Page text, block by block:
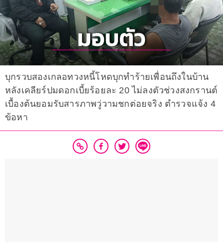
บุกรวบสองเกลอทวงหนี้โหดบุกทำร้ายเพื่อนถึงในบ้าน
หลังเคลียร์ปมดอกเบี้ยร้อยละ 20 ไม่ลงตัวช่วงสงกรานต์
เบื้องต้นยอมรับสารภาพวู่วามชกต่อยจริง ตำรวจแจ้ง 4
ข้อหา